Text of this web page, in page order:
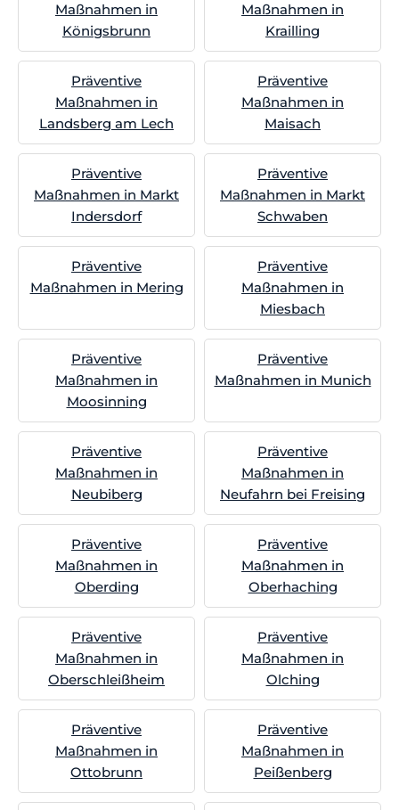
Maßnahmen in
Königsbrunn
Maßnahmen in
Krailling
Präventive
Maßnahmen in
Landsberg am Lech
Präventive
Maßnahmen in
Maisach
Präventive
Maßnahmen in Markt
Indersdorf
Präventive
Maßnahmen in Markt
Schwaben
Präventive
Maßnahmen in Mering
Präventive
Maßnahmen in
Miesbach
Präventive
Maßnahmen in
Moosinning
Präventive
Maßnahmen in Munich
Präventive
Maßnahmen in
Neubiberg
Präventive
Maßnahmen in
Neufahrn bei Freising
Präventive
Maßnahmen in
Oberding
Präventive
Maßnahmen in
Oberhaching
Präventive
Maßnahmen in
Oberschleißheim
Präventive
Maßnahmen in
Olching
Präventive
Maßnahmen in
Ottobrunn
Präventive
Maßnahmen in
Peißenberg